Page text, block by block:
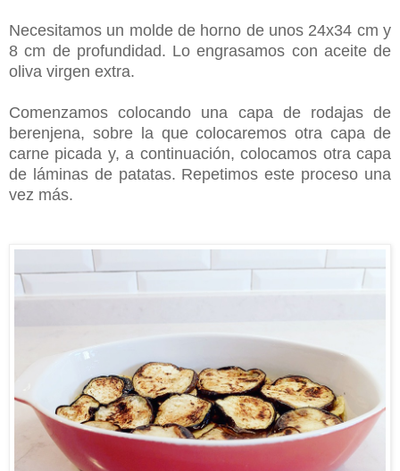
Necesitamos un molde de horno de unos 24x34 cm y
8 cm de profundidad. Lo engrasamos con aceite de
oliva virgen extra.
Comenzamos colocando una capa de rodajas de
berenjena, sobre la que colocaremos otra capa de
carne picada y, a continuación, colocamos otra capa
de láminas de patatas. Repetimos este proceso una
vez más.